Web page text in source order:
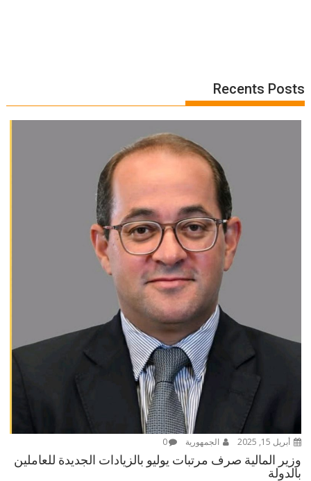
Recents Posts
أبريل 15, 2025 الجمهورية 0
وزير المالية صرف مرتبات يوليو بالزيادات الجديدة للعاملين
بالدولة